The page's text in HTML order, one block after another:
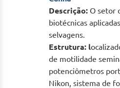
Descrição: O setor
biotécnicas
selvagens.
Estrutura: l
de motilidade
potenciômetros
Nikon, sistema de